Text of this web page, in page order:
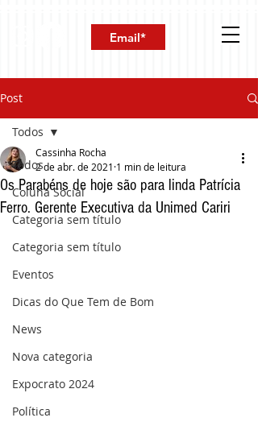
Post
Todos
Coluna Social
Categoria sem título
Categoria sem título
Eventos
Dicas do Que Tem de Bom
News
Nova categoria
Expocrato 2024
Política
Todos
Os Parabéns de hoje são para linda Patrícia
Ferro. Gerente Executiva da Unimed Cariri
Cassinha Rocha
2 de abr. de 2021 1 min de leitura